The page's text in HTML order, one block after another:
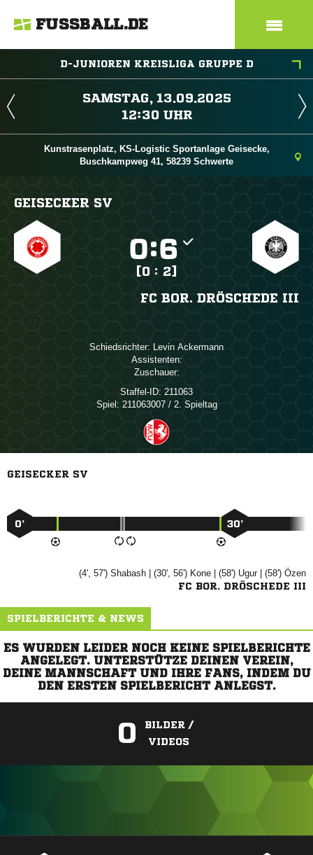
FUSSBALL.DE
D-JUNIOREN KREISLIGA GRUPPE D
 
 
Kunstrasenplatz, KS-Logistic Sportanlage Geisecke,
Buschkampweg 41, 58239 Schwerte
GEISECKER SV
:
[0 : 2]
FC BOR. DRÖSCHEDE III
Schiedsrichter:  
Assistenten:
Zuschauer:
Staffel-ID: 211063
Spiel: 211063007 / 2. Spieltag
GEISECKER SV
0’ 30’
(4', 57')  | (30', 56')  | (58') | (58') 
FC BOR. DRÖSCHEDE III
SPIELBERICHTE & NEWS
ES WURDEN LEIDER NOCH KEINE SPIELBERICHTE
ANGELEGT. UNTERSTÜTZE DEINEN VEREIN,
DEINE MANNSCHAFT UND IHRE FANS, INDEM DU
DEN ERSTEN SPIELBERICHT ANLEGST.
0
BILDER /
VIDEOS